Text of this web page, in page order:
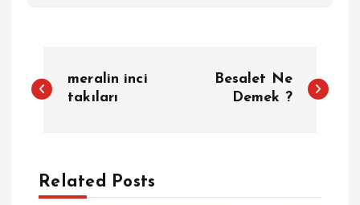
a
meralin inci
takıları
Besalet Ne
Demek ?
Related Posts